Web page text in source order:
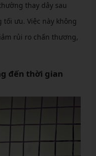
thay dây sau
ưu. Việc này không
rủi ro chấn thương,
đến thời gian